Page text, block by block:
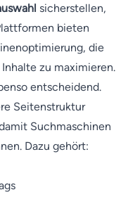
sicherstellen,
bieten
die
zu maximieren.
entscheidend.
Seitenstruktur
Suchmaschinen
Dazu gehört: